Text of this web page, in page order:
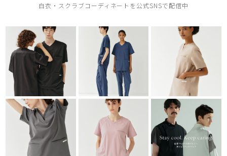
白衣・スクラブコーディネートを公式SNSで配信中